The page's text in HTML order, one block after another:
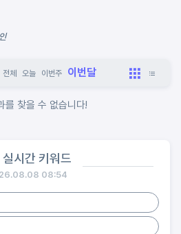
전체 오늘 이번주 이번달
를 찾을 수 없습니다!
실시간 키워드
08:54